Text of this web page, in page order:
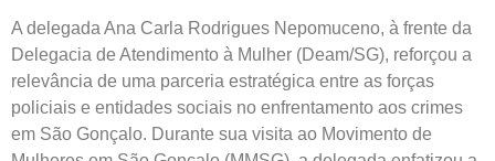
A delegada Ana Carla Rodrigues Nepomuceno, à frente da
Delegacia de Atendimento à Mulher (Deam/SG), reforçou a
relevância de uma parceria estratégica entre as forças
policiais e entidades sociais no enfrentamento aos crimes
em São Gonçalo. Durante sua visita ao Movimento de